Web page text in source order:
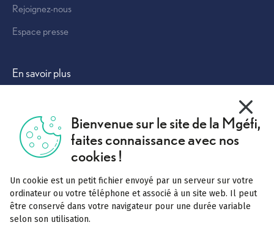
Rejoignez-nous
Espace presse
Autres solutions
En savoir plus
Tout comprendre
Complémentaire santé
Pourquoi rejoindre la Mgéfi
Notre service Acceo
Bienvenue sur le site de la Mgéfi,
faites connaissance avec nos
cookies !
Un cookie est un petit fichier envoyé par un serveur sur votre
ordinateur ou votre téléphone et associé à un site web. Il peut
être conservé dans votre navigateur pour une durée variable
selon son utilisation.
X